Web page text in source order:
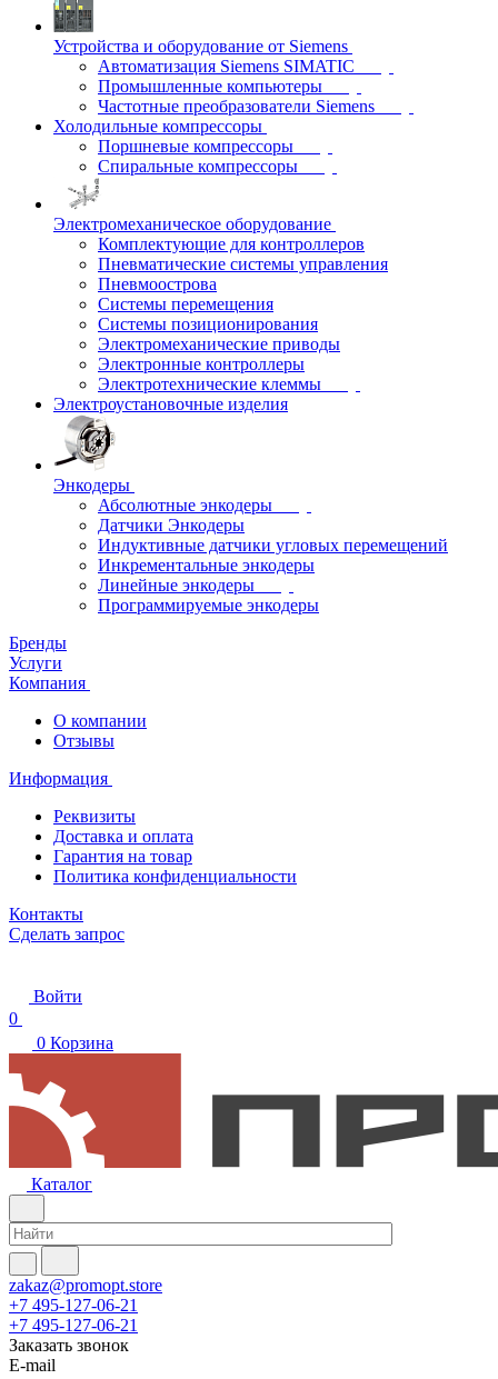
Устройства и оборудование от Siemens
Автоматизация Siemens SIMATIC
Промышленные компьютеры
Частотные преобразователи Siemens
Холодильные компрессоры
Поршневые компрессоры
Спиральные компрессоры
Электромеханическое оборудование
Комплектующие для контроллеров
Пневматические системы управления
Пневмоострова
Системы перемещения
Системы позиционирования
Электромеханические приводы
Электронные контроллеры
Электротехнические клеммы
Электроустановочные изделия
Энкодеры
Абсолютные энкодеры
Датчики Энкодеры
Индуктивные датчики угловых перемещений
Инкрементальные энкодеры
Линейные энкодеры
Программируемые энкодеры
Бренды
Услуги
Компания
О компании
Отзывы
Информация
Реквизиты
Доставка и оплата
Гарантия на товар
Политика конфиденциальности
Контакты
Сделать запрос
Войти
0
0 Корзина
Каталог
zakaz@promopt.store
+7 495-127-06-21
+7 495-127-06-21
Заказать звонок
E-mail